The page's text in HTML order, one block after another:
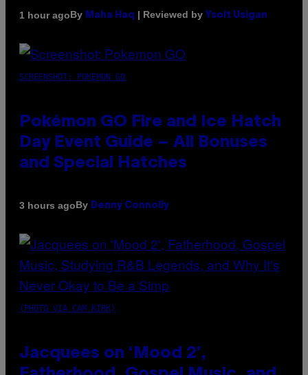
1 hour agoBy Maha Haq | Reviewed by Ysolt Usigan
SCREENSHOT: POKEMON GO
Pokémon GO Fire and Ice Hatch
Day Event Guide – All Bonuses
and Special Hatches
3 hours agoBy Denny Connolly
(PHOTO VIA CAM KIRK)
Jacquees on ‘Mood 2’,